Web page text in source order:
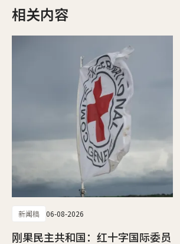
相关内容
新闻稿 06-08-2026
刚果民主共和国：红十字国际委员